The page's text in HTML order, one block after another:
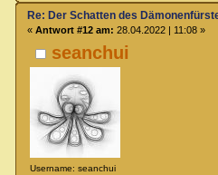
seanchui
Username: seanchui
Re: Der Schatten des
« Antwort #12 am: 28.04.2022 | 11:08 »